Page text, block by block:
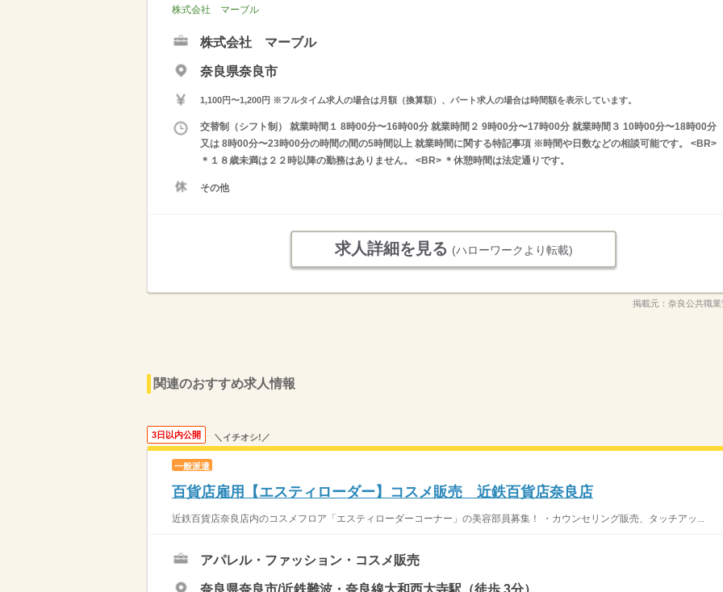
株式会社 マーブル
株式会社 マーブル
奈良県奈良市
1,100円〜1,200円 ※フルタイム求人の場合は月額（換算額）、パート求人の場合は時間額を表示しています。
交替制（シフト制） 就業時間１ 8時00分〜16時00分 就業時間２ 9時00分〜17時00分 就業時間３ 10時00分〜18時00分
又は 8時00分〜23時00分の時間の間の5時間以上 就業時間に関する特記事項 ※時間や日数などの相談可能です。 <BR>
＊１８歳未満は２２時以降の勤務はありません。 <BR> ＊休憩時間は法定通りです。
その他
求人詳細を見る (ハローワークより転載)
掲載元： 奈良公共職
関連のおすすめ求人情報
3日以内公開 ＼イチオシ!／
一般派遣
百貨店雇用【エスティローダー】コスメ販売 近鉄百貨店奈良店
近鉄百貨店奈良店内のコスメフロア「エスティローダーコーナー」の美容部員募集！ ・カウンセリング販売、タッチアッ...
アパレル・ファッション・コスメ販売
奈良県奈良市/近鉄難波・奈良線大和西大寺駅（徒歩 3分）